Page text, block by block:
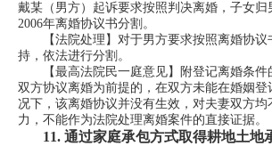
戴某（男方）起诉要求按照判决离婚，子女归
2006年离婚协议书分割。
【法院处理】对于男方要求按照离婚协议
持，依法进行分割。
【最高法院民一庭意见】附登记离婚条件
双方协议离婚为前提的，在双方未能在婚姻
况下，该离婚协议并没有生效，对夫妻双方均
力，不能作为法院处理离婚案件的直接证据。
11. 通过家庭承包方式取得耕地土地